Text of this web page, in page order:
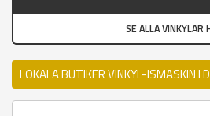
SE ALLA VINKYLAR
LOKALA BUTIKER VINKYL-ISMASKIN I